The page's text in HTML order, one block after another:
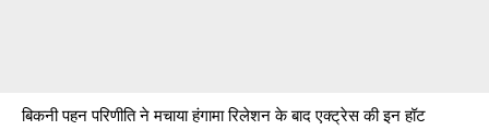
बिकनी पहन परिणीति ने मचाया हंगामा रिलेशन के बाद एक्ट्रेस की इन हॉट